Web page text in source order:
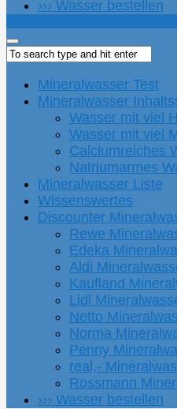
››› Wasser bestellen
Mineralwasser Test
Mineralwasser
Wasser mit viel
Wasser mit viel
Calciumreiches
Natriumarmes
Mineralwasser Liste
Wissenswertes
Discounter
Rewe
Edeka
Aldi
Kaufland
Lidl
Netto
Norma
Penny
real,-
Rossmann
››› Wasser bestellen